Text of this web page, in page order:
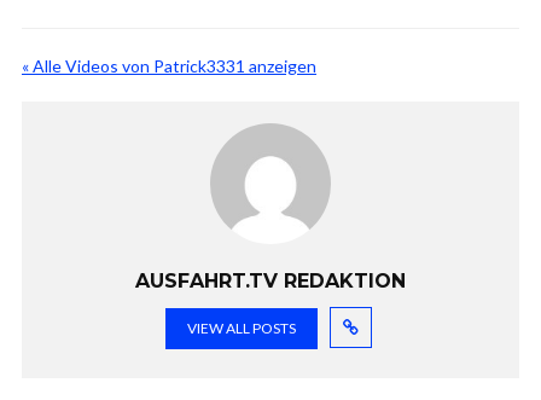
« Alle Videos von Patrick3331 anzeigen
AUSFAHRT.TV REDAKTION
VIEW ALL POSTS